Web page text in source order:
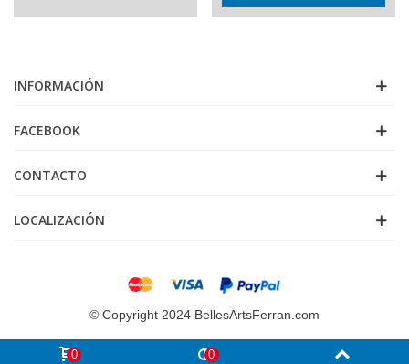
INFORMACIÓN
FACEBOOK
CONTACTO
LOCALIZACIÓN
© Copyright 2024 BellesArtsFerran.com
0 0